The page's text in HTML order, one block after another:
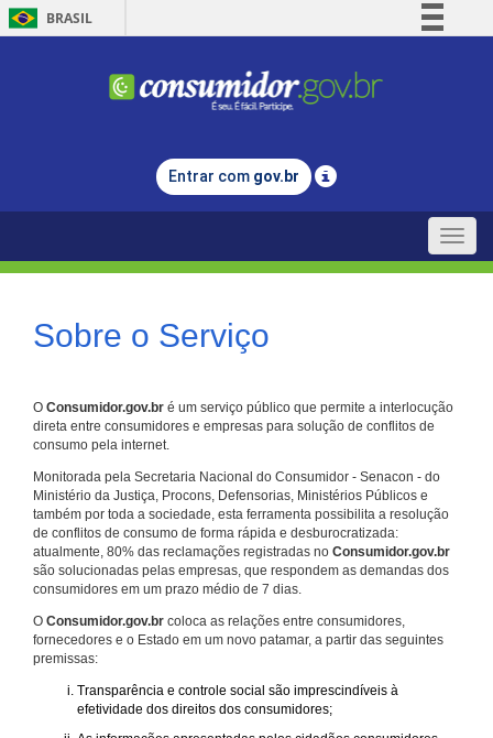
BRASIL
Comunica BR
Legislação
Entrar com gov.br
Toggle
Sobre o Serviço
O Consumidor.gov.br é um serviço público que permite a interlocução
direta entre consumidores e empresas para solução de conflitos de
consumo pela internet.
Monitorada pela Secretaria Nacional do Consumidor - Senacon - do
Ministério da Justiça, Procons, Defensorias, Ministérios Públicos e
também por toda a sociedade, esta ferramenta possibilita a resolução
de conflitos de consumo de forma rápida e desburocratizada:
atualmente, 80% das reclamações registradas no Consumidor.gov.br
são solucionadas pelas empresas, que respondem as demandas dos
consumidores em um prazo médio de 7 dias.
O Consumidor.gov.br coloca as relações entre consumidores,
fornecedores e o Estado em um novo patamar, a partir das seguintes
premissas:
Transparência e controle social são imprescindíveis à
efetividade dos direitos dos consumidores;